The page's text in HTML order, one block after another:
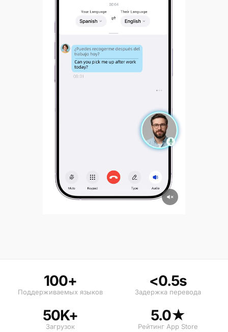
100+
Поддерживаемых языков
<0.5s
Задержка перевода
50K+
Загрузок
5.0★
Рейтинг App Store